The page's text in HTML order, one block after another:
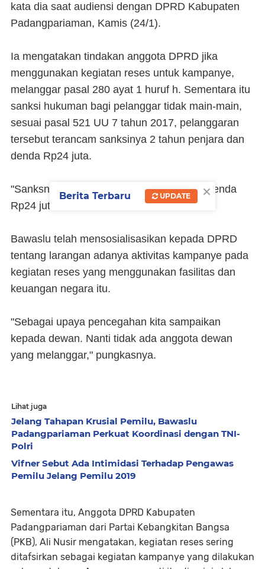
kata dia saat audiensi dengan DPRD Kabupaten
Padangpariaman, Kamis (24/1).
Ia mengatakan tindakan anggota DPRD jika
menggunakan kegiatan reses untuk kampanye,
melanggar pasal 280 ayat 1 huruf h. Sementara itu
sanksi hukuman bagi pelanggar tidak main-main,
sesuai pasal 521 UU 7 tahun 2017, pelanggaran
tersebut terancam sanksinya 2 tahun penjara dan
denda Rp24 juta.
"Sanksnya komulatif 2 tahun penjara dan denda
Rp24 juta," rinci dia.
Bawaslu telah mensosialisasikan kepada DPRD
tentang larangan adanya aktivitas kampanye pada
kegiatan reses yang menggunakan fasilitas dan
keuangan negara itu.
"Sebagai upaya pencegahan kita sampaikan
kepada dewan. Nanti tidak ada anggota dewan
yang melanggar," pungkasnya.
Lihat juga
Jelang Tahapan Krusial Pemilu, Bawaslu
Padangpariaman Perkuat Koordinasi dengan TNI-
Polri
Vifner Sebut Ada Intimidasi Terhadap Pengawas
Pemilu Jelang Pemilu 2019
Sementara itu, Anggota DPRD Kabupaten
Padangpariaman dari Partai Kebangkitan Bangsa
(PKB), Ali Nusir mengatakan, kegiatan reses sering
ditafsirkan sebagai kegiatan kampanye yang dilakukan
×
Berita Terbaru UPDATE